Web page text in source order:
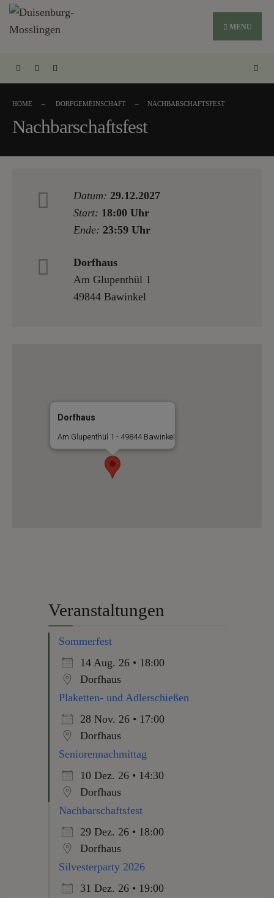
MENU
HOME DORFGEMEINSCHAFT NACHBARSCHAFTSFEST
Nachbarschaftsfest
Datum: 29.12.2027
Start: 18:00 Uhr
Ende: 23:59 Uhr
Dorfhaus
Am Glupenthül 1
49844 Bawinkel
Dorfhaus
Am Glupenthül 1 - 49844 Bawinkel
Veranstaltungen
Sommerfest
14 Aug. 26 • 18:00
Dorfhaus
Plaketten- und Adlerschießen
28 Nov. 26 • 17:00
Dorfhaus
Seniorennachmittag
10 Dez. 26 • 14:30
Dorfhaus
Nachbarschaftsfest
29 Dez. 26 • 18:00
Dorfhaus
Silvesterparty 2026
31 Dez. 26 • 19:00